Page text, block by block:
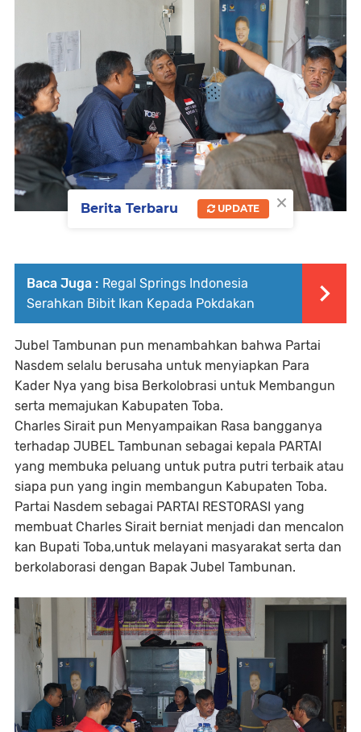
Baca Juga : Regal Springs Indonesia
Serahkan Bibit Ikan Kepada Pokdakan
Jubel Tambunan pun menambahkan bahwa Partai
Nasdem selalu berusaha untuk menyiapkan Para
Kader Nya yang bisa Berkolobrasi untuk Membangun
serta memajukan Kabupaten Toba.
Charles Sirait pun Menyampaikan Rasa bangganya
terhadap JUBEL Tambunan sebagai kepala PARTAI
yang membuka peluang untuk putra putri terbaik atau
siapa pun yang ingin membangun Kabupaten Toba.
Partai Nasdem sebagai PARTAI RESTORASI yang
membuat Charles Sirait berniat menjadi dan mencalon
kan Bupati Toba,untuk melayani masyarakat serta dan
berkolaborasi dengan Bapak Jubel Tambunan.
×
Berita Terbaru UPDATE